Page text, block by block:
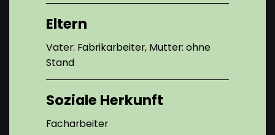
Eltern
Vater: Fabrikarbeiter, Mutter: ohne
Stand
Soziale Herkunft
Facharbeiter